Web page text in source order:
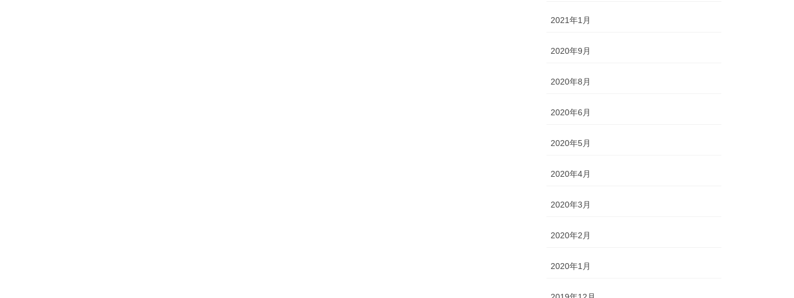
2021年1月
2020年9月
2020年8月
2020年6月
2020年5月
2020年4月
2020年3月
2020年2月
2020年1月